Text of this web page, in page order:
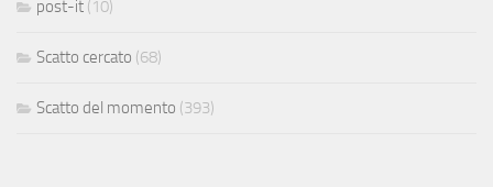
post-it (10)
Scatto cercato (68)
Scatto del momento (393)